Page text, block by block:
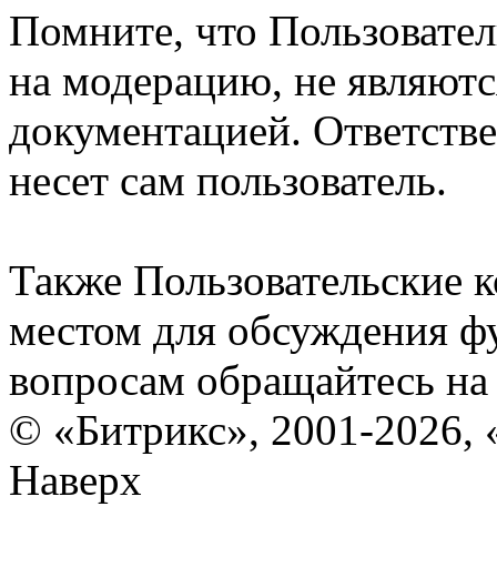
Помните, что
на модерацию, не
документацией.
несет сам пользователь.
Также Пользовательские
местом для обсуждения
вопросам обращайтесь
© «Битрикс», 2001-2026,
Наверх